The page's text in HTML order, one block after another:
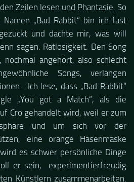
Zeilen lesen und Phantasie. So
„Bad Rabbit“ bin ich fast
und dachte mir, was will
sagen. Ratlosigkeit. Den Song
nochmal angehört, also schlecht
Songs, verlangen
Ich lese, dass „Bad Rabbit“
„You got a Match“, als die
Cro gehandelt wird, weil er zum
und um sich vor der
eine orange Hasenmaske
es schwer persönliche Dinge
er sein, experimentierfreudig
Künstlern zusammenarbeiten.